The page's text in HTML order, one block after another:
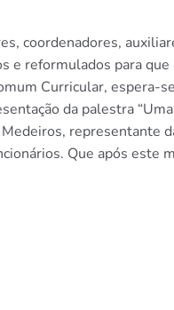
coordenadores,
e reformulados para
Curricular, espera-
da palestra
representante
Que após este